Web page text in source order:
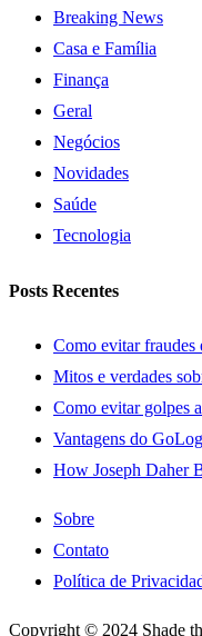
Breaking News
Casa e Família
Finança
Geral
Negócios
Novidades
Saúde
Tecnologia
Posts Recentes
Como evitar fraudes
Mitos e verdades
Como evitar golpes
Vantagens do
How Joseph Daher
Sobre
Contato
Política de
Copyright © 2024 Shade